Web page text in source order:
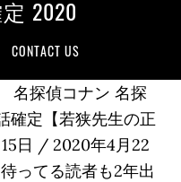
2020
CONTACT US
名探偵コナン 名探
確定【若狭先生の正
日 / 2020年4月22
ってる読者も2年出